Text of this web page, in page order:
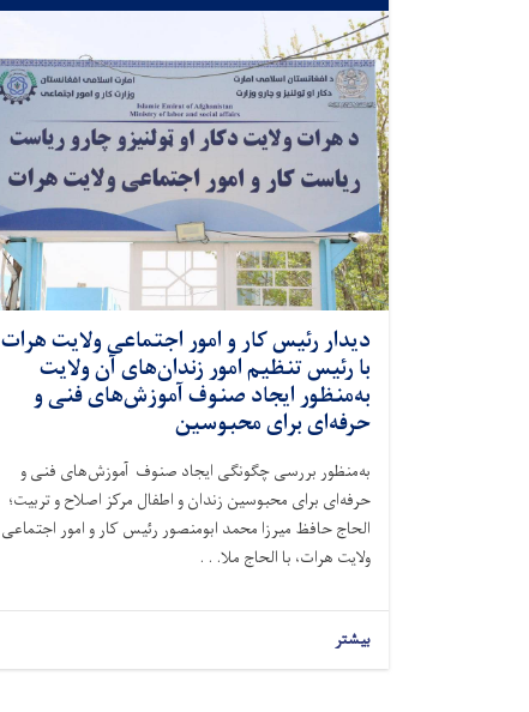
دیدار رئیس کار و امور اجتماعی ولایت هرات
با رئیس تنظیم امور زندان‌های آن ولایت
به‌منظور ایجاد صنوف آموزش‌های فنی و
حرفه‌ای برای محبوسین
به‌منظور بررسی چگونگی ایجاد صنوف آموزش‌های فنی و
حرفه‌ای برای محبوسین زندان و اطفال مرکز اصلاح و تربیت؛
الحاج حافظ میرزا محمد ابومنصور رئیس کار و امور اجتماعی
ولایت هرات، با الحاج ملا. . .
بیشتر